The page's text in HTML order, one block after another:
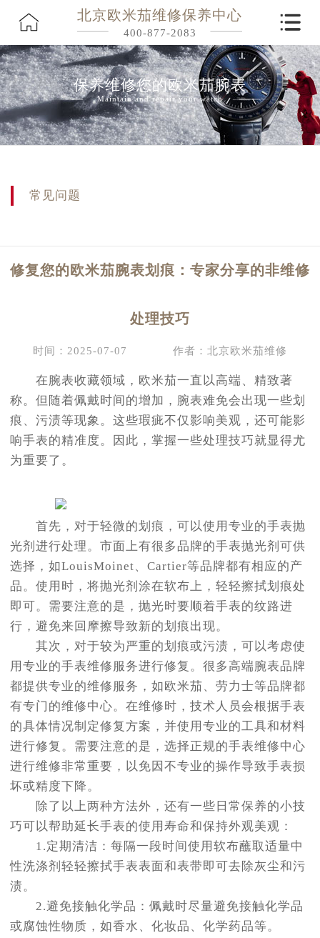
北京欧米茄维修保养中心
400-877-2083
保养维修您的欧米茄腕表
Maintain and repair your watch
常见问题
修复您的欧米茄腕表划痕：专家分享的非维修
处理技巧
时间：2025-07-07 作者：北京欧米茄维修
在腕表收藏领域，欧米茄一直以高端、精致著
称。但随着佩戴时间的增加，腕表难免会出现一些划
痕、污渍等现象。这些瑕疵不仅影响美观，还可能影
响手表的精准度。因此，掌握一些处理技巧就显得尤
为重要了。
首先，对于轻微的划痕，可以使用专业的手表抛
光剂进行处理。市面上有很多品牌的手表抛光剂可供
选择，如LouisMoinet、Cartier等品牌都有相应的产
品。使用时，将抛光剂涂在软布上，轻轻擦拭划痕处
即可。需要注意的是，抛光时要顺着手表的纹路进
行，避免来回摩擦导致新的划痕出现。
其次，对于较为严重的划痕或污渍，可以考虑使
用专业的手表维修服务进行修复。很多高端腕表品牌
都提供专业的维修服务，如欧米茄、劳力士等品牌都
有专门的维修中心。在维修时，技术人员会根据手表
的具体情况制定修复方案，并使用专业的工具和材料
进行修复。需要注意的是，选择正规的手表维修中心
进行维修非常重要，以免因不专业的操作导致手表损
坏或精度下降。
除了以上两种方法外，还有一些日常保养的小技
巧可以帮助延长手表的使用寿命和保持外观美观：
1.定期清洁：每隔一段时间使用软布蘸取适量中
性洗涤剂轻轻擦拭手表表面和表带即可去除灰尘和污
渍。
2.避免接触化学品：佩戴时尽量避免接触化学品
或腐蚀性物质，如香水、化妆品、化学药品等。